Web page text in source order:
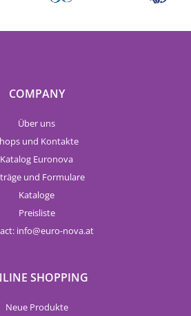
COMPANY
Über uns
und Kontakte
Katalog Euronova
und Formulare
Kataloge
Preisliste
info euro-nova.at
SHOPPING
Neue Produkte